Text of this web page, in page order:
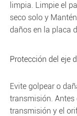
limpia. Limpie el
seco solo y
daños en la placa
Protección del eje
Evite golpear o
transmisión. Antes
transmisión y el